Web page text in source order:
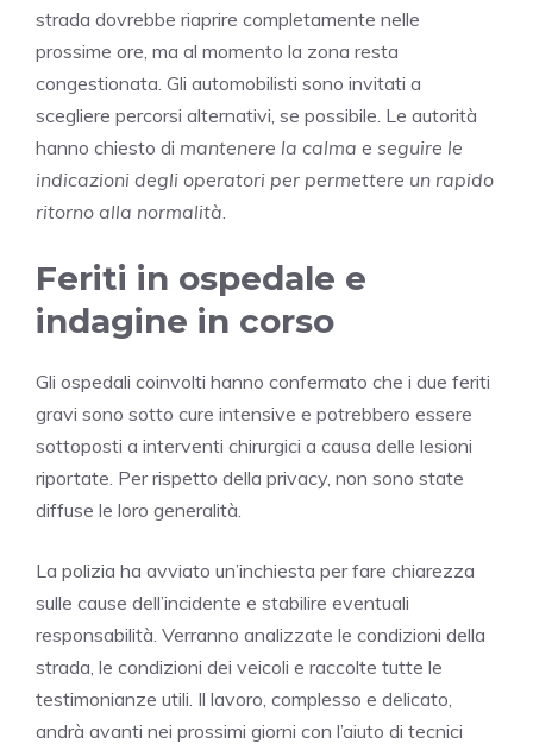
strada dovrebbe riaprire completamente nelle
prossime ore, ma al momento la zona resta
congestionata. Gli automobilisti sono invitati a
scegliere percorsi alternativi, se possibile. Le autorità
hanno chiesto di mantenere la calma e seguire le
indicazioni degli operatori per permettere un rapido
ritorno alla normalità
Feriti in ospedale e
indagine in corso
Gli ospedali coinvolti hanno confermato che i due feriti
gravi sono sotto cure intensive e potrebbero essere
sottoposti a interventi chirurgici a causa delle lesioni
riportate. Per rispetto della privacy, non sono state
diffuse le loro generalità.
La polizia ha avviato un’inchiesta per fare chiarezza
sulle cause dell’incidente e stabilire eventuali
responsabilità. Verranno analizzate le condizioni della
strada, le condizioni dei veicoli e raccolte tutte le
testimonianze utili. Il lavoro, complesso e delicato,
andrà avanti nei prossimi giorni con l’aiuto di tecnici